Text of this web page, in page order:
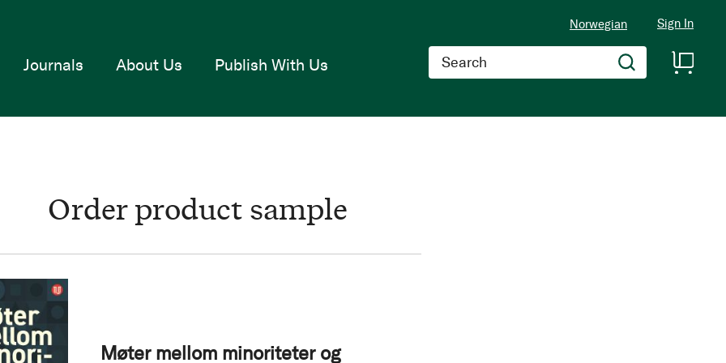
Norwegian Sign In
Search
Journals About Us Publish With Us
Order product sample
Møter mellom minoriteter og